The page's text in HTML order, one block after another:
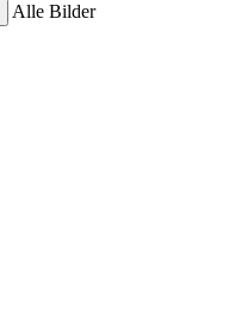
Alle Bilder